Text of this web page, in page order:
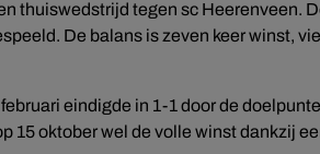
thuiswedstrijd tegen sc Heerenveen.
De balans is zeven keer winst,
eindigde in 1-1 door de
15 oktober wel de volle winst dankzij